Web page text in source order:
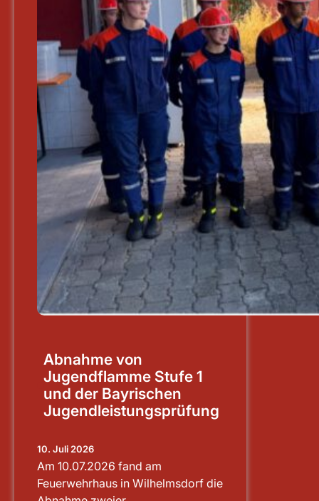
Abnahme von
Jugendflamme Stufe 1
und der Bayrischen
Jugendleistungsprüfung
10. Juli 2026
Am 10.07.2026 fand am
Feuerwehrhaus in Wilhelmsdorf die